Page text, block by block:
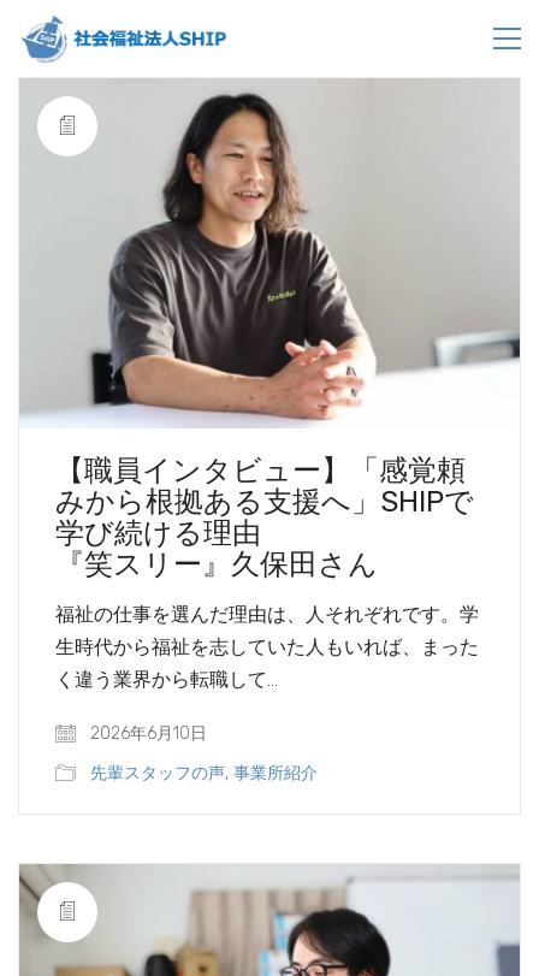
【職員インタビュー】「感覚頼
みから根拠ある支援へ」SHIPで
学び続ける理由
『笑スリー』久保田さん
福祉の仕事を選んだ理由は、人それぞれです。学
生時代から福祉を志していた人もいれば、まった
く違う業界から転職して…
2026年6月10日
先輩スタッフの声, 事業所紹介